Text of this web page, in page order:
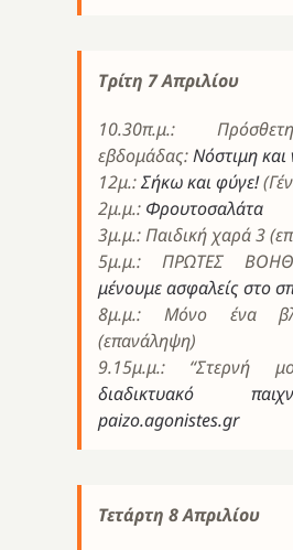
Τρίτη 7 Απριλίου
10.30π.μ.:
εβδομάδας:Νόστιμη και
12μ.:Σήκω και φύγε!
2μ.μ.: Φρουτοσαλάτα
3μ.μ.: Παιδική χαρά 3
5μ.μ.: ΠΡΩΤΕΣ
μένουμε ασφαλείς στο
8μ.μ.: Μόνο ένα
(επανάληψη)
9.15μ.μ.: “Στερνή
διαδικτυακό
paizo.agonistes.gr
Τετάρτη 8 Απριλίου